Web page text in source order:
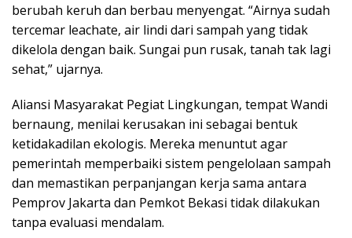
berubah keruh dan berbau menyengat. “Airnya sudah
tercemar leachate, air lindi dari sampah yang tidak
dikelola dengan baik. Sungai pun rusak, tanah tak lagi
sehat,” ujarnya.
Aliansi Masyarakat Pegiat Lingkungan, tempat Wandi
bernaung, menilai kerusakan ini sebagai bentuk
ketidakadilan ekologis. Mereka menuntut agar
pemerintah memperbaiki sistem pengelolaan sampah
dan memastikan perpanjangan kerja sama antara
Pemprov Jakarta dan Pemkot Bekasi tidak dilakukan
tanpa evaluasi mendalam.